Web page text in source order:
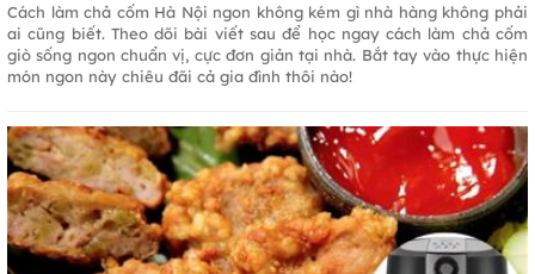
Cách làm chả cốm Hà Nội ngon không kém gì nhà hàng không phải
ai cũng biết. Theo dõi bài viết sau để học ngay cách làm chả cốm
giò sống ngon chuẩn vị, cực đơn giản tại nhà. Bắt tay vào thực hiện
món ngon này chiêu đãi cả gia đình thôi nào!